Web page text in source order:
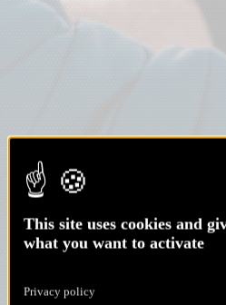
This site uses cookies and
what you want to activate
Privacy policy